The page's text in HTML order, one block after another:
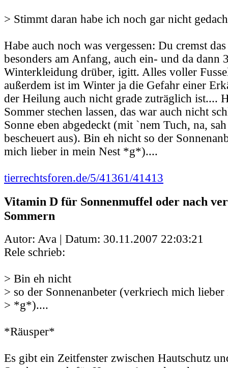
> Stimmt daran habe ich noch gar nicht
Habe auch noch was vergessen: Du cremst
besonders am Anfang, auch ein- und da dann
Winterkleidung drüber, igitt. Alles voller
außerdem ist im Winter ja die Gefahr einer
der Heilung auch nicht grade zuträglich ist....
Sommer stechen lassen, das war auch nicht
Sonne eben abgedeckt (mit `nem Tuch, na,
bescheuert aus). Bin eh nicht so der
mich lieber in mein Nest *g*)....
tierrechtsforen.de/5/41361/41413
Vitamin D für Sonnenmuffel oder nach
Sommern
Autor: Ava | Datum: 30.11.2007 22:03:21
Rele schrieb:
> Bin eh nicht
> so der Sonnenanbeter (verkriech mich
> *g*)....
*Räusper*
Es gibt ein Zeitfenster zwischen Hautschutz